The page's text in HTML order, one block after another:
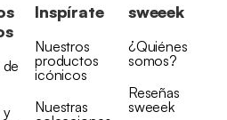
y
Inspírate
Nuestros
productos
icónicos
Nuestras
sweeek
¿Quiénes
somos?
Reseñas
sweeek